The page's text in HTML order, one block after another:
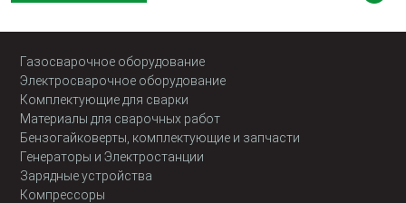
Газосварочное оборудование
Электросварочное оборудование
Комплектующие для сварки
Материалы для сварочных работ
Бензогайковерты, комплектующие и запчасти
Генераторы и Электростанции
Зарядные устройства
Компрессоры